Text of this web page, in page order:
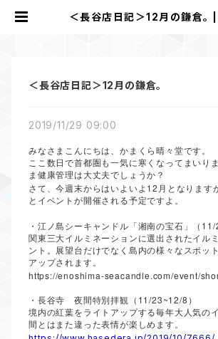
＜長谷店日記＞12月の鎌倉。 |
＜長谷店日記＞12月の鎌倉。
2019/11/29 09:00
みなさまこんにちは、かまくら晴々堂です。
ここ数日で首都圏も一気に寒くなってまいり
ま健康管理は大丈夫でしょうか？
さて、今週末からはいよいよ 12 月となります
とイベントが開催される予定ですよ。
・江ノ島シーキャンドル「湘南の宝石」（ 11/
関東三大イルミネーションに選出されたイル
ント。展望台だけでなく島内の様々なスポッ
アップされます。
https://enoshima-seacandle.com/event/
・長谷寺 夜間特別拝観（ 11/23~12/8 ）
境内の紅葉をライトアップする毎年大人気の
間とはまた違った表情が楽しめます。